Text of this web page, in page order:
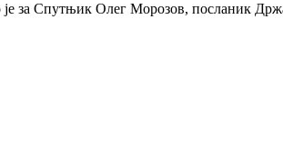
за Спутњик Олег Морозов, посланик